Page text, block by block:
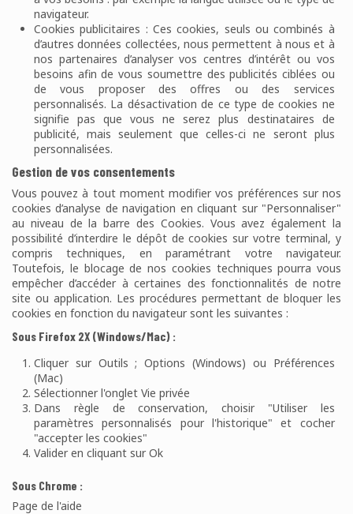
navigateur.
Cookies publicitaires : Ces cookies, seuls ou combinés à
d’autres données collectées, nous permettent à nous et à
nos partenaires d’analyser vos centres d’intérêt ou vos
besoins afin de vous soumettre des publicités ciblées ou
de vous proposer des offres ou des services
personnalisés. La désactivation de ce type de cookies ne
signifie pas que vous ne serez plus destinataires de
publicité, mais seulement que celles-ci ne seront plus
personnalisées.
Gestion de vos consentements
Vous pouvez à tout moment modifier vos préférences sur nos
cookies d’analyse de navigation en cliquant sur "Personnaliser"
au niveau de la barre des Cookies. Vous avez également la
possibilité d’interdire le dépôt de cookies sur votre terminal, y
compris techniques, en paramétrant votre navigateur.
Toutefois, le blocage de nos cookies techniques pourra vous
empêcher d’accéder à certaines des fonctionnalités de notre
site ou application. Les procédures permettant de bloquer les
cookies en fonction du navigateur sont les suivantes :
Sous Firefox 2X (Windows/Mac) :
Cliquer sur Outils ; Options (Windows) ou Préférences
(Mac)
Sélectionner l'onglet Vie privée
Dans règle de conservation, choisir "Utiliser les
paramètres personnalisés pour l'historique" et cocher
"accepter les cookies"
Valider en cliquant sur Ok
Sous Chrome :
Page de l'aide